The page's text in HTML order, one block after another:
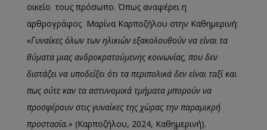
οικείο τους πρόσωπο. Όπως αναφέρει η
αρθρογράφος Μαρίνα Καρποζήλου στην Καθημερινή:
«Γυναίκες όλων των ηλικιών εξακολουθούν να είναι τα
θύματα μιας ανδροκρατούμενης κοινωνίας, που δεν
διστάζει να υποδείξει ότι τα περιπολικά δεν είναι ταξί και
πως ούτε καν τα αστυνομικά τμήματα μπορούν να
προσφέρουν στις γυναίκες της χώρας την παραμικρή
προστασία.» (Καρποζήλου, 2024, Καθημερινή).